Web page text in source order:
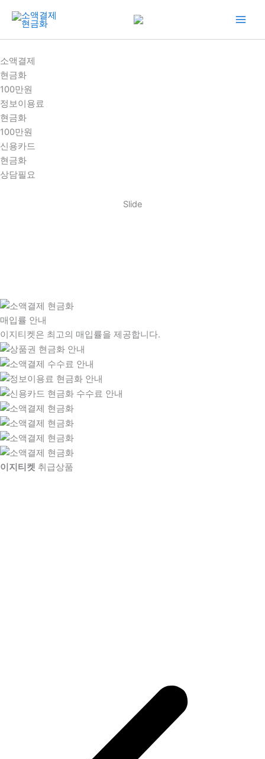
건
너
뛰
기
소액결제
현금화
100만원
정보이용료
현금화
100만원
신용카드
현금화
상담필요
Slide
매입률 안내
이지티켓은 최고의 매입률을 제공합니다.
이지티켓 취급상품